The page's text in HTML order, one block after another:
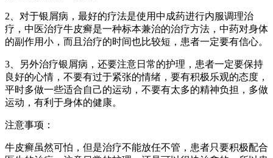
2、对于银屑病，最好的疗法是使用中成药进行内服调理治
疗，中医治疗牛皮癣是一种标本兼治的治疗方法，中药对身体
的副作用小，而且治疗的时间也比较短，患者一定要有信心。
3、另外治疗银屑病，还要注意日常的护理，患者一定要保持
良好的心情，不要有过于紧张的情绪，要有积极乐观的态度，
平时多做一些适合自己的运动，不要有太多的精神负担，多做
运动，有利于身体的健康。
注意事项：
牛皮癣虽然可怕，但是治疗不能放任不管，患者只要积极配合